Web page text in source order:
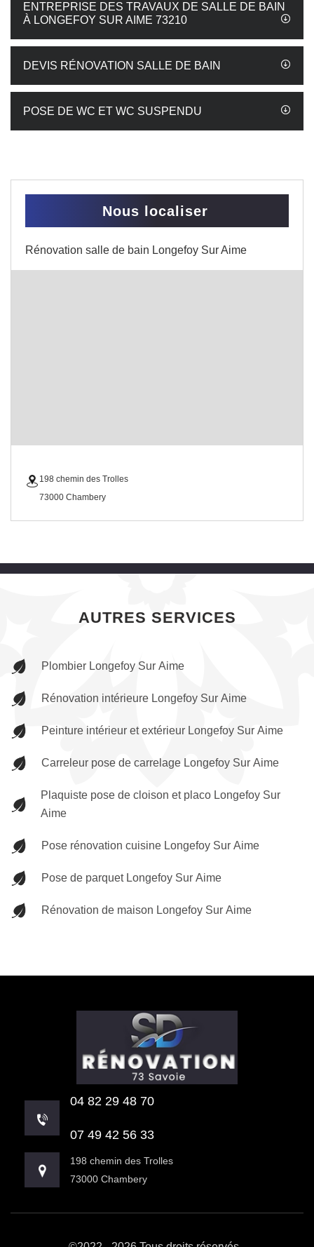
ENTREPRISE DES TRAVAUX DE SALLE DE BAIN
À LONGEFOY SUR AIME 73210
DEVIS RÉNOVATION SALLE DE BAIN
POSE DE WC ET WC SUSPENDU
Nous localiser
Rénovation salle de bain Longefoy Sur Aime
198 chemin des Trolles
73000 Chambery
AUTRES SERVICES
Plombier Longefoy Sur Aime
Rénovation intérieure Longefoy Sur Aime
Peinture intérieur et extérieur Longefoy Sur Aime
Carreleur pose de carrelage Longefoy Sur Aime
Plaquiste pose de cloison et placo Longefoy Sur
Aime
Pose rénovation cuisine Longefoy Sur Aime
Pose de parquet Longefoy Sur Aime
Rénovation de maison Longefoy Sur Aime
04 82 29 48 70
07 49 42 56 33
198 chemin des Trolles
73000 Chambery